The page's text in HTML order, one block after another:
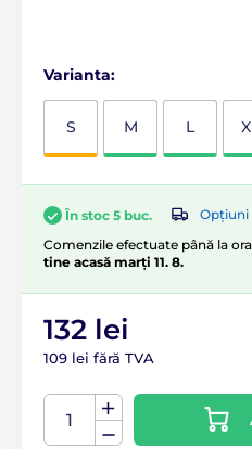
Varianta:
S M L
În stoc 5 buc.
Opțiuni
Comenzile efectuate până la
tine acasă marți 11. 8.
132 lei
109 lei fără TVA